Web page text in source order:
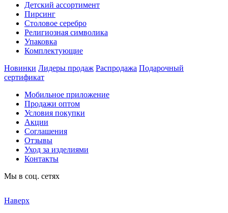
Детский ассортимент
Пирсинг
Столовое серебро
Религиозная символика
Упаковка
Комплектующие
Новинки Лидеры продаж Распродажа Подарочный
сертификат
Мобильное приложение
Продажи оптом
Условия покупки
Акции
Соглашения
Отзывы
Уход за изделиями
Контакты
Мы в соц. сетях
Наверх